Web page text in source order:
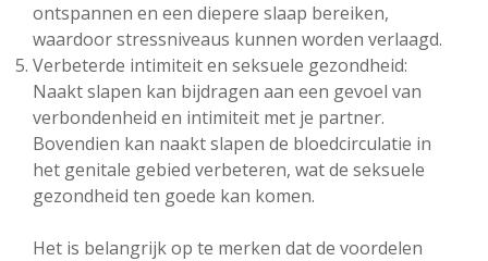
ontspannen en een diepere slaap bereiken,
waardoor stressniveaus kunnen worden verlaagd.
Verbeterde intimiteit en seksuele gezondheid:
Naakt slapen kan bijdragen aan een gevoel van
verbondenheid en intimiteit met je partner.
Bovendien kan naakt slapen de bloedcirculatie in
het genitale gebied verbeteren, wat de seksuele
gezondheid ten goede kan komen.
Het is belangrijk op te merken dat de voordelen